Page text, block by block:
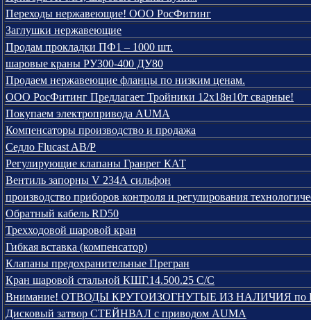
Переходы нержавеющие! ООО РосФитинг
Заглушки нержавеющие
Продам прокладки ПФ1 – 1000 шт.
шаровые краны РУ300-400 ДУ80
Продаем нержавеющие фланцы по низким ценам.
ООО РосФитинг Предлагает Тройники 12х18н10т сварные!
Покупаем электропривода AUMA
Компенсаторы производство и продажа
Седло Flucast AB/P
Регулирующие клапаны Гранрег КАТ
Вентиль запорны V 234А сильфон
производство приборов контроля и регулирования
Обратный кабель RD50
Трехходовой шаровой кран
Гибкая вставка (компенсатор)
Клапаны предохранительные Прегран
Кран шаровой стальной КШГ.14.500.25 С/С
Внимание! ОТВОДЫ КРУТОИЗОГНУТЫЕ ИЗ НАЛИЧИЯ по
Дисковый затвор СТЕЙНВАЛ с приводом AUMA